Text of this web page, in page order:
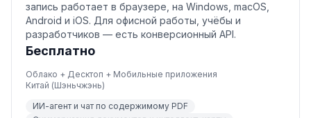
запись работает в браузере, на Windows, macOS,
Android и iOS. Для офисной работы, учёбы и
разработчиков — есть конверсионный API.
Бесплатно
Облако + Десктоп + Мобильные приложения
Китай (Шэньчжэнь)
ИИ-агент и чат по содержимому PDF